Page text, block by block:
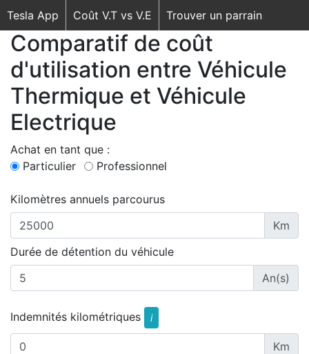
Tesla App Coût V.T vs V.E Trouver un parrain
Comparatif de coût
d'utilisation entre Véhicule
Thermique et Véhicule
Electrique
Achat en tant que :
Particulier
Professionnel
Kilomètres annuels parcourus
Km
Durée de détention du véhicule
An(s)
Indemnités kilométriques i
Km